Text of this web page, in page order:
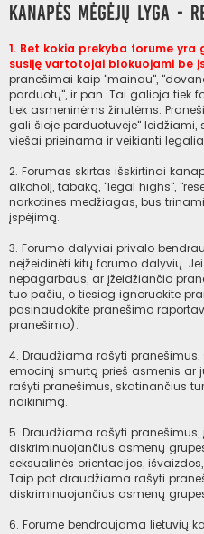
Kanapės mėgėjų lyga -
1. Bet kokia prekyba forume
susiję vartotojai blokuojami be
pranešimai kaip "mainau",
parduotų", ir pan. Tai galioja tiek
tiek asmeninėms žinutėms.
gali šioje parduotuvėje"
viešai prieinama ir veikianti
2. Forumas skirtas išskirtinai
alkoholį, tabaką, "legal highs",
narkotines medžiagas, bus
įspėjimą.
3. Forumo dalyviai privalo
neįžeidinėti kitų forumo dalyvių.
nepagarbaus, ar įžeidžiančio
tuo pačiu, o tiesiog ignoruokite
pasinaudokite pranešimo
pranešimo).
4. Draudžiama rašyti
emocinį smurtą prieš asmenis ar
rašyti pranešimus, skatinančius
naikinimą.
5. Draudžiama rašyti pranešimus,
diskriminuojančius asmenų
seksualinės orientacijos,
Taip pat draudžiama rašyti
diskriminuojančius asmenų
6. Forume bendraujama lietuvių